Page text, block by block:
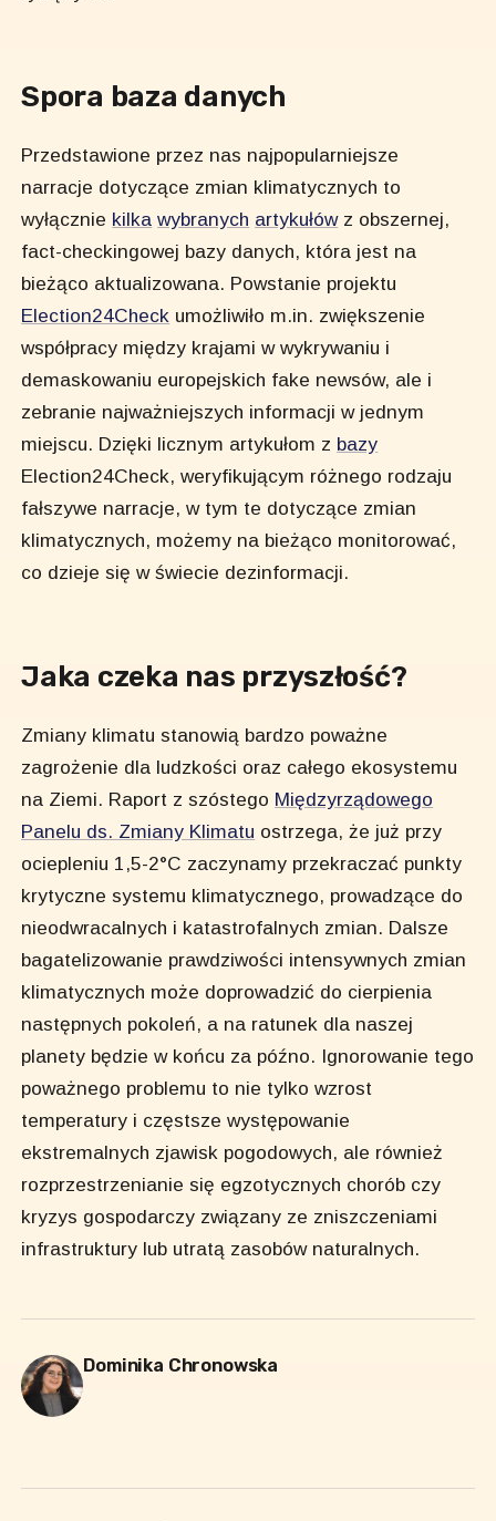
Spora baza danych
Przedstawione przez nas najpopularniejsze
narracje dotyczące zmian klimatycznych to
wyłącznie kilka wybranych artykułówz obszernej,
fact-checkingowej bazy danych, która jest na
bieżąco aktualizowana. Powstanie projektu
Election24Check umożliwiło m.in. zwiększenie
współpracy między krajami w wykrywaniu i
demaskowaniu europejskich fake newsów, ale i
zebranie najważniejszych informacji w jednym
miejscu. Dzięki licznym artykułom z bazy
Election24Check, weryfikującym różnego rodzaju
fałszywe narracje, w tym te dotyczące zmian
klimatycznych, możemy na bieżąco monitorować,
co dzieje się w świecie dezinformacji.
Jaka czeka nas przyszłość?
Zmiany klimatu stanowią bardzo poważne
zagrożenie dla ludzkości oraz całego ekosystemu
na Ziemi. Raport z szóstego Międzyrządowego
Panelu ds. Zmiany Klimatu ostrzega, że już przy
ociepleniu 1,5-2°C zaczynamy przekraczać punkty
krytyczne systemu klimatycznego, prowadzące do
nieodwracalnych i katastrofalnych zmian. Dalsze
bagatelizowanie prawdziwości intensywnych zmian
klimatycznych może doprowadzić do cierpienia
następnych pokoleń, a na ratunek dla naszej
planety będzie w końcu za późno. Ignorowanie tego
poważnego problemu to nie tylko wzrost
temperatury i częstsze występowanie
ekstremalnych zjawisk pogodowych, ale również
rozprzestrzenianie się egzotycznych chorób czy
kryzys gospodarczy związany ze zniszczeniami
infrastruktury lub utratą zasobów naturalnych.
Dominika Chronowska